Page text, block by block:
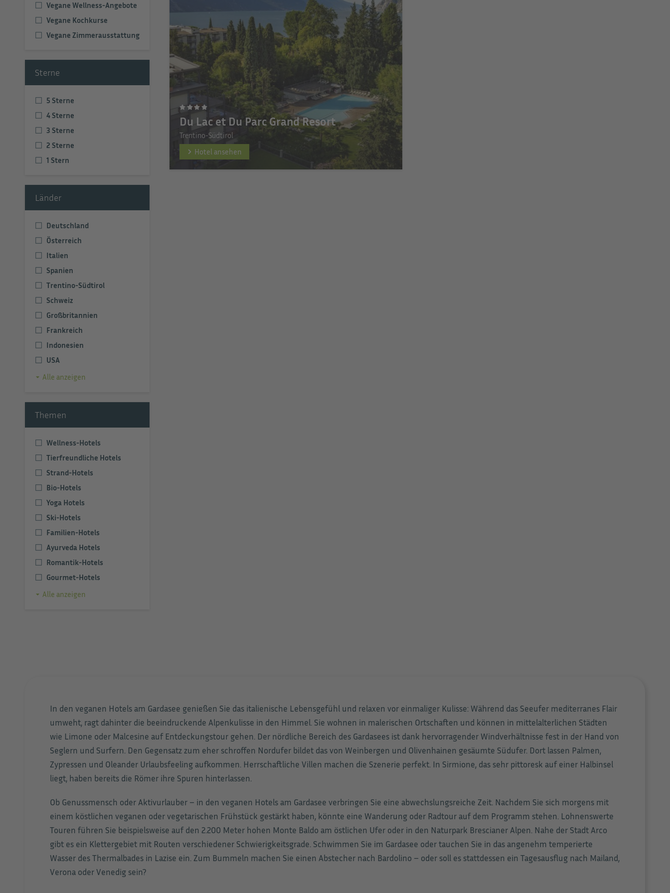
Vegane Wellness-Angebote
Vegane Kochkurse
Vegane Zimmerausstattung
Sterne
5 Sterne
4 Sterne
3 Sterne
2 Sterne
1 Stern
Länder
Deutschland
Österreich
Italien
Spanien
Trentino-Südtirol
Schweiz
Großbritannien
Frankreich
Indonesien
USA
Alle anzeigen
Themen
Wellness-Hotels
Tierfreundliche Hotels
Strand-Hotels
Bio-Hotels
Yoga Hotels
Ski-Hotels
Familien-Hotels
Ayurveda Hotels
Romantik-Hotels
Gourmet-Hotels
Alle anzeigen
Du Lac et Du Parc Grand Resort
Trentino-Südtirol
Hotel ansehen
In den veganen Hotels am Gardasee genießen Sie das italienische Lebensgefühl und relaxen vor einmaliger Kulisse: Während das Seeufer mediterranes Flair
umweht, ragt dahinter die beeindruckende Alpenkulisse in den Himmel. Sie wohnen in malerischen Ortschaften und können in mittelalterlichen Städten
wie Limone oder Malcesine auf Entdeckungstour gehen. Der nördliche Bereich des Gardasees ist dank hervorragender Windverhältnisse fest in der Hand von
Seglern und Surfern. Den Gegensatz zum eher schroffen Nordufer bildet das von Weinbergen und Olivenhainen gesäumte Südufer. Dort lassen Palmen,
Zypressen und Oleander Urlaubsfeeling aufkommen. Herrschaftliche Villen machen die Szenerie perfekt. In Sirmione, das sehr pittoresk auf einer Halbinsel
liegt, haben bereits die Römer ihre Spuren hinterlassen.
Ob Genussmensch oder Aktivurlauber – in den veganen Hotels am Gardasee verbringen Sie eine abwechslungsreiche Zeit. Nachdem Sie sich morgens mit
einem köstlichen veganen oder vegetarischen Frühstück gestärkt haben, könnte eine Wanderung oder Radtour auf dem Programm stehen. Lohnenswerte
Touren führen Sie beispielsweise auf den 2.200 Meter hohen Monte Baldo am östlichen Ufer oder in den Naturpark Brescianer Alpen. Nahe der Stadt Arco
gibt es ein Klettergebiet mit Routen verschiedener Schwierigkeitsgrade. Schwimmen Sie im Gardasee oder tauchen Sie in das angenehm temperierte
Wasser des Thermalbades in Lazise ein. Zum Bummeln machen Sie einen Abstecher nach Bardolino – oder soll es stattdessen ein Tagesausflug nach Mailand,
Verona oder Venedig sein?